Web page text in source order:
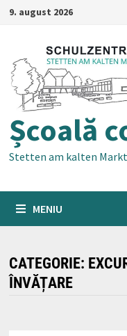
Treci
9. august 2026
Școală
Stetten am kalten Markt
MENIU
CATEGORIE:
ÎNVĂȚARE